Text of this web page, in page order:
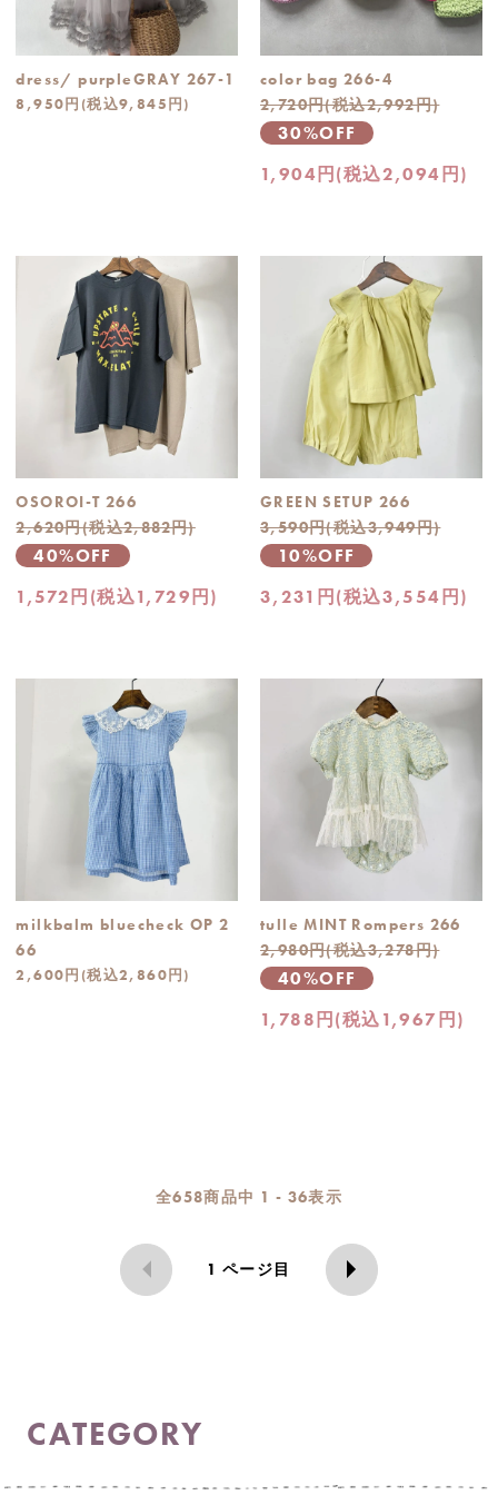
dress/ purpleGRAY 267-1
8,950円(税込9,845円)
color bag 266-4
2,720円(税込2,992円)
30%OFF
1,904円(税込2,094円)
OSOROI-T 266
2,620円(税込2,882円)
40%OFF
1,572円(税込1,729円)
GREEN SETUP 266
3,590円(税込3,949円)
10%OFF
3,231円(税込3,554円)
milkbalm bluecheck OP 2
66
2,600円(税込2,860円)
tulle MINT Rompers 266
2,980円(税込3,278円)
40%OFF
1,788円(税込1,967円)
全658商品中 1 - 36表示
1ページ目
CATEGORY